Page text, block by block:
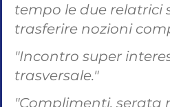
tempo le due relatrici
trasferire nozioni
"Incontro super
trasversale."
"Complimenti, serata